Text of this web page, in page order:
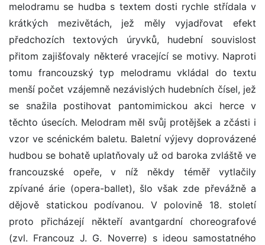
melodramu se hudba s textem dosti rychle střídala v
krátkých mezivětách, jež měly vyjadřovat efekt
předchozích textových úryvků, hudební souvislost
přitom zajišťovaly některé vracející se motivy. Naproti
tomu francouzský typ melodramu vkládal do textu
menší počet vzájemně nezávislých hudebních čísel, jež
se snažila postihovat pantomimickou akci herce v
těchto úsecích. Melodram měl svůj protějšek a zčásti i
vzor ve scénickém baletu. Baletní výjevy doprovázené
hudbou se bohatě uplatňovaly už od baroka zvláště ve
francouzské opeře, v níž někdy téměř vytlačily
zpívané árie (opera-ballet), šlo však zde převážně a
dějově statickou podívanou. V polovině 18. století
proto přicházejí někteří avantgardní choreografové
(zvl. Francouz J. G. Noverre) s ideou samostatného